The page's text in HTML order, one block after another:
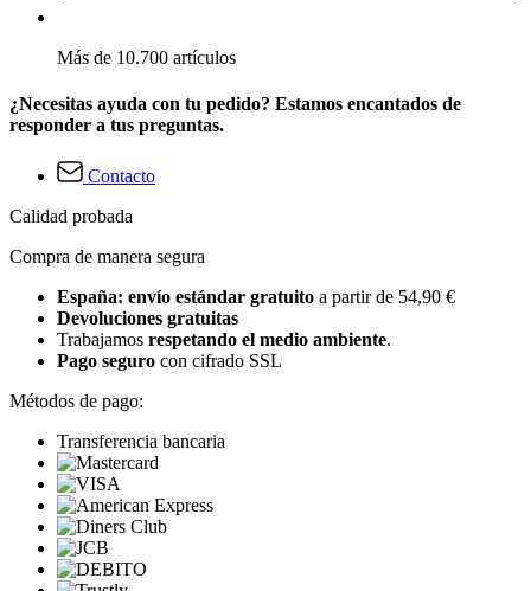
Más de 10.700 artículos
¿Necesitas ayuda con tu pedido? Estamos encantados de
responder a tus preguntas.
Contacto
Calidad probada
Compra de manera segura
España: envío estándar gratuito a partir de 54,90 €
Devoluciones gratuitas
Trabajamos respetando el medio ambiente.
Pago seguro con cifrado SSL
Métodos de pago:
Transferencia bancaria